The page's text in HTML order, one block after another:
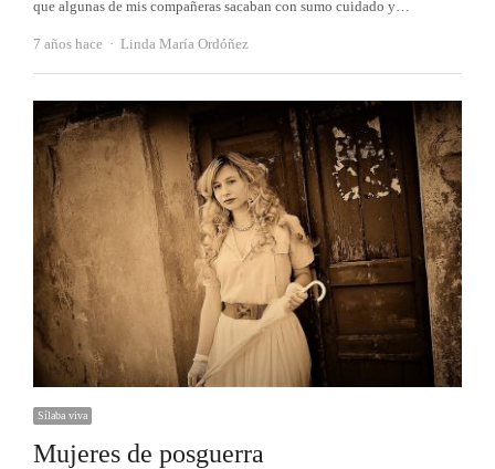
que algunas de mis compañeras sacaban con sumo cuidado y…
7 años hace Autor
Linda María Ordóñez
Sílaba viva
Mujeres de posguerra